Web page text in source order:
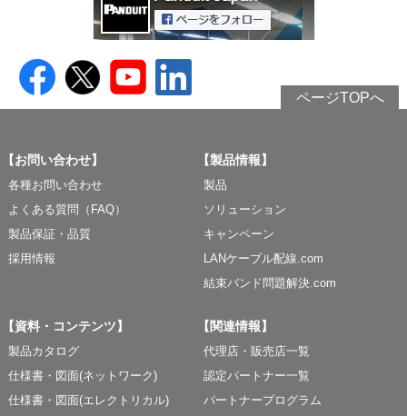
ページTOPへ
【お問い合わせ】
各種お問い合わせ
よくある質問（FAQ）
製品保証・品質
採用情報
【製品情報】
製品
ソリューション
キャンペーン
LANケーブル配線.com
結束バンド問題解決.com
【資料・コンテンツ】
製品カタログ
仕様書・図面(ネットワーク)
仕様書・図面(エレクトリカル)
【関連情報】
代理店・販売店一覧
認定パートナー一覧
パートナープログラム